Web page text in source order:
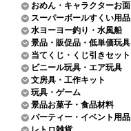
おめん・キャラクターお面
スーパーボールすくい用品
水ヨーヨー釣り・水風船
景品・販促品・低単価玩具
当てくじ・くじ引きセット
ビニール玩具・エア玩具
文房具・工作キット
玩具・ゲーム
景品お菓子・食品材料
パーティー・イベント用品